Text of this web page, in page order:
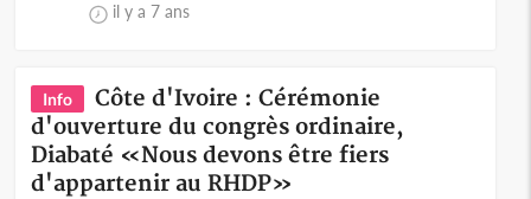
il y a 7 ans
Info
Côte d'Ivoire : Cérémonie
d'ouverture du congrès ordinaire,
Diabaté «Nous devons être fiers
d'appartenir au RHDP»